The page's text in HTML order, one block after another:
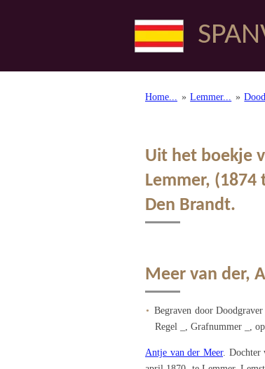
Home... » Lemmer... »
Uit het boekje
Lemmer,
Den Brandt.
Meer van der,
Begraven door
Regel _, Grafnummer _,
Antje van der Meer. Dochter